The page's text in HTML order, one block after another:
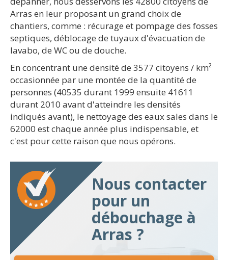
Arras en leur proposant un grand choix de
chantiers, comme : récurage et pompage des fosses
septiques, déblocage de tuyaux d'évacuation de
lavabo, de WC ou de douche.
En concentrant une densité de 3577 citoyens / km²
occasionnée par une montée de la quantité de
personnes (40535 durant 1999 ensuite 41611
durant 2010 avant d'atteindre les densités
indiqués avant), le nettoyage des eaux sales dans le
62000 est chaque année plus indispensable, et
c'est pour cette raison que nous opérons.
Nous contacter
pour un
débouchage à
Arras ?